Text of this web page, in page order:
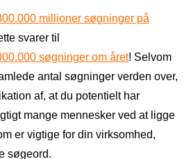
millioner søgninger på
svarer til
søgninger om året! Selvom
antal søgninger verden over,
af, at du potentielt har
mange mennesker ved at ligge
er vigtige for din virksomhed,
søgeord.